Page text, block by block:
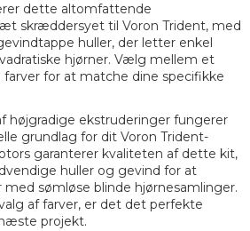
dette altomfattende
skræddersyet til Voron Trident, med
huller, der letter enkel
hjørner. Vælg mellem et
farver for at matche dine specifikke
højgradige ekstruderinger fungerer
grundlag for dit Voron Trident-
garanterer kvaliteten af dette kit,
huller og gevind for at
sømløse blinde hjørnesamlinger.
af farver, er det det perfekte
projekt.